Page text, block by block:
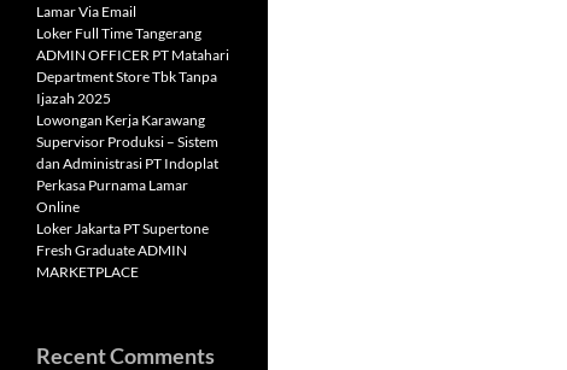
Lamar Via Email
Loker Full Time Tangerang
ADMIN OFFICER PT Matahari
Department Store Tbk Tanpa
Ijazah 2025
Lowongan Kerja Karawang
Supervisor Produksi – Sistem
dan Administrasi PT Indoplat
Perkasa Purnama Lamar
Online
Loker Jakarta PT Supertone
Fresh Graduate ADMIN
MARKETPLACE
Recent Comments